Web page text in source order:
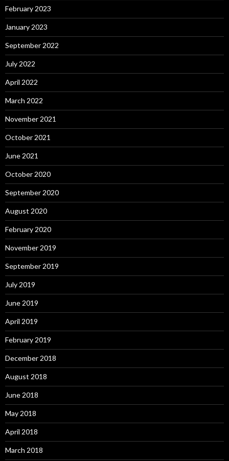
February 2023
January 2023
September 2022
July 2022
April 2022
March 2022
November 2021
October 2021
June 2021
October 2020
September 2020
August 2020
February 2020
November 2019
September 2019
July 2019
June 2019
April 2019
February 2019
December 2018
August 2018
June 2018
May 2018
April 2018
March 2018